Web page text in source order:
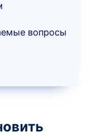
вопросы